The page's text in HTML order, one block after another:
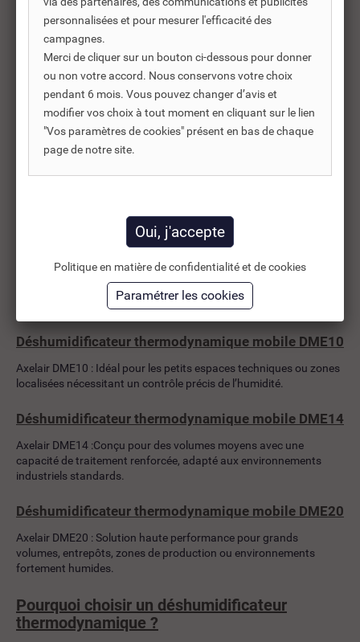
Le déshumidificateur thermodynamique est conçu pour répondre
aux besoins des professionnels :
Industrie et sites de production,
Entrepôts logistiques,
Locaux techniques,
Caves et zones de stockage sensibles,
Chantiers de construction,
Piscines intérieures et espaces humides,
Serres agricoles et environnements contrôlés.
Grâce à sa conception mobile sur roues pivotantes, il peut être
Gamme de déshumidificateurs
thermodynamiques Axelair
Nous proposons une gamme de solutions professionnelles
adaptées à différents volumes et niveaux d’exigence.
Déshumidificateur thermodynamique mobile DME10
Axelair DME10 : Idéal pour les petits espaces techniques ou zones
localisées nécessitant un contrôle précis de l’humidité.
Déshumidificateur thermodynamique mobile DME14
Axelair DME14 :Conçu pour des volumes moyens avec une
capacité de traitement renforcée, adapté aux environnements
industriels standards.
Déshumidificateur thermodynamique mobile DME20
Axelair DME20 : Solution haute performance pour grands
volumes, entrepôts, zones de production ou environnements
fortement humides.
Pourquoi choisir un déshumidificateur
thermodynamique ?
personnalisées et pour mesurer l'efficacité des
campagnes.
Merci de cliquer sur un bouton ci-dessous pour donner
ou non votre accord. Nous conservons votre choix
pendant 6 mois. Vous pouvez changer d’avis et
modifier vos choix à tout moment en cliquant sur le lien
"Vos paramètres de cookies" présent en bas de chaque
page de notre site.
Politique en matière de confidentialité et de cookies